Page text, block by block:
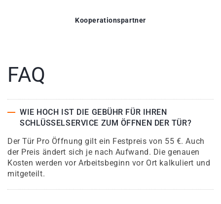
Kooperationspartner
FAQ
WIE HOCH IST DIE GEBÜHR FÜR IHREN
SCHLÜSSELSERVICE ZUM ÖFFNEN DER TÜR?
Der Tür Pro Öffnung gilt ein Festpreis von 55 €. Auch
der Preis ändert sich je nach Aufwand. Die genauen
Kosten werden vor Arbeitsbeginn vor Ort kalkuliert und
mitgeteilt.